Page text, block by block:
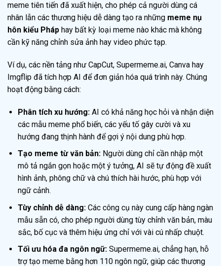
meme tiên tiến đã xuất hiện, cho phép cả người dùng cá
nhân lẫn các thương hiệu dễ dàng tạo ra những meme nụ
hôn kiểu Pháp hay bất kỳ loại meme nào khác mà không
cần kỹ năng chỉnh sửa ảnh hay video phức tạp.
Ví dụ, các nền tảng như CapCut, Supermeme.ai, Canva hay
Imgflip đã tích hợp AI để đơn giản hóa quá trình này. Chúng
hoạt động bằng cách:
Phân tích xu hướng:AI có khả năng học hỏi và nhận diện
các mẫu meme phổ biến, các yếu tố gây cười và xu
hướng đang thịnh hành để gợi ý nội dung phù hợp.
Tạo meme từ văn bản:Người dùng chỉ cần nhập một
mô tả ngắn gọn hoặc một ý tưởng, AI sẽ tự động đề xuất
hình ảnh, phông chữ và chú thích hài hước, phù hợp với
ngữ cảnh.
Tùy chỉnh dễ dàng:Các công cụ này cung cấp hàng ngàn
mẫu sẵn có, cho phép người dùng tùy chỉnh văn bản, màu
sắc, bố cục và thêm hiệu ứng chỉ với vài cú nhấp chuột.
Tối ưu hóa đa ngôn ngữ:Supermeme.ai, chẳng hạn, hỗ
trợ tạo meme bằng hơn 110 ngôn ngữ, giúp các thương